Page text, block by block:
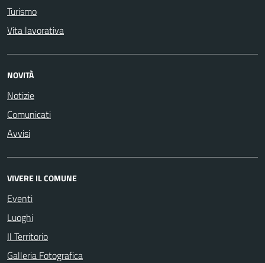
Turismo
Vita lavorativa
NOVITÀ
Notizie
Comunicati
Avvisi
VIVERE IL COMUNE
Eventi
Luoghi
Il Territorio
Galleria Fotografica